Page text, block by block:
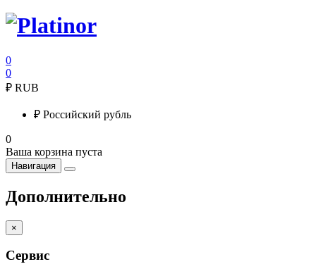
0
0
₽ RUB
₽ Российский рубль
0
Ваша корзина пуста
Навигация
Дополнительно
×
Сервис